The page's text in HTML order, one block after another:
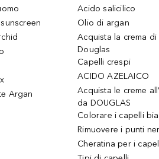
Argan
Acido salicilico
Olio di argan
Acquista la crema
Douglas
Capelli crespi
ACIDO AZELAICO
Acquista le creme
da DOUGLAS
Colorare i capelli
Rimuovere i punti
Cheratina per i